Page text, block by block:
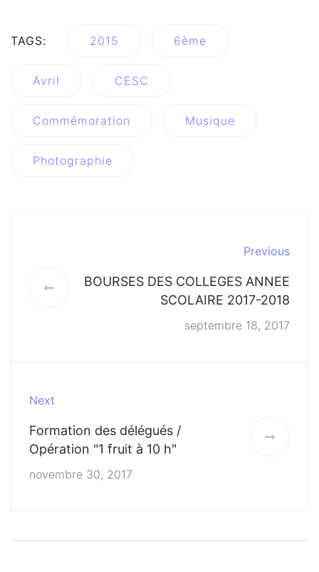
TAGS: 2015 6ème
Avril CESC
Commémoration Musique
Photographie
Previous
BOURSES DES COLLEGES ANNEE
SCOLAIRE 2017-2018
septembre 18, 2017
Next
Formation des délégués /
Opération "1 fruit à 10 h"
novembre 30, 2017